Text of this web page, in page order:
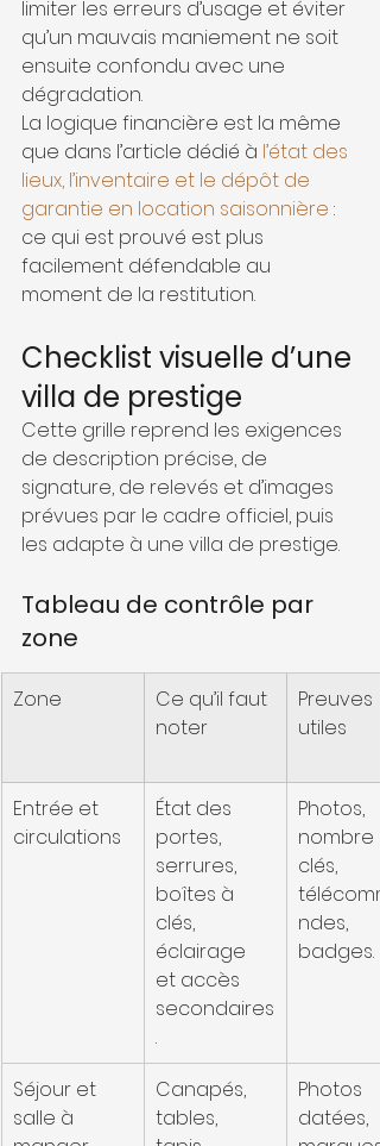
limiter les erreurs d’usage et éviter
qu’un mauvais maniement ne soit
ensuite confondu avec une
dégradation.
La logique financière est la même
que dans l’article dédié à l’état des
lieux, l’inventaire et le dépôt de
garantie en location saisonnière :
ce qui est prouvé est plus
facilement défendable au
moment de la restitution.
Checklist visuelle d’une
villa de prestige
Cette grille reprend les exigences
de description précise, de
signature, de relevés et d’images
prévues par le cadre officiel, puis
les adapte à une villa de prestige.
Tableau de contrôle par
zone
Zone
Ce qu’il faut
noter
Preuves
utiles
Entrée et
circulations
État des
portes,
serrures,
boîtes à
clés,
éclairage
et accès
secondaires
.
Photos,
nombre
clés,
ndes,
badges.
Séjour et
salle à
Canapés,
tables,
Photos
datées,